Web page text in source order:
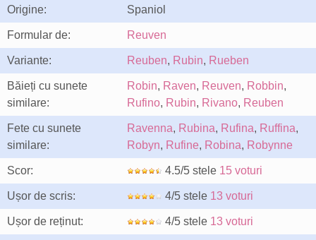
Origine: Spaniol
Formular de: Reuven
Variante: Reuben, Rubin, Rueben
Băieți cu sunete
similare:
Robin, Raven, Reuven, Robbin,
Rufino, Rubin, Rivano, Reuben
Fete cu sunete
similare:
Ravenna, Rubina, Rufina, Ruffina,
Robyn, Rufine, Robina, Robynne
Scor: 4.5/5 stele 15 voturi
Ușor de scris: 4/5 stele 13 voturi
Ușor de reținut: 4/5 stele 13 voturi